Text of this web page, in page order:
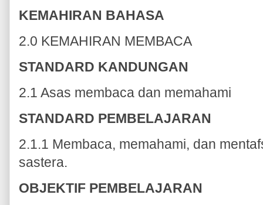
KEMAHIRAN BAHASA
2.0 KEMAHIRAN MEMBACA
STANDARD KANDUNGAN
2.1 Asas membaca dan memahami
STANDARD PEMBELAJARAN
2.1.1 Membaca, memahami, dan
sastera.
OBJEKTIF PEMBELAJARAN